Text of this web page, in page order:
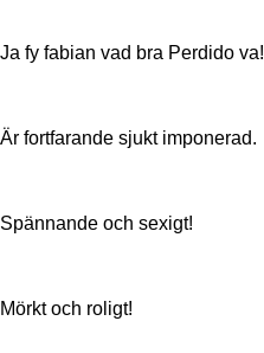
Ja fy fabian vad bra Perdido va!
Är fortfarande sjukt imponerad.
Spännande och sexigt!
Mörkt och roligt!